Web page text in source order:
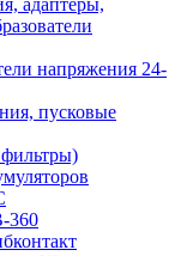
адаптеры,
напряжения 24-
пусковые
360